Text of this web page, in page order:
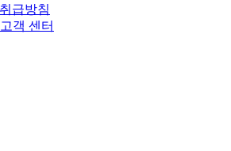
급방침
객 센터